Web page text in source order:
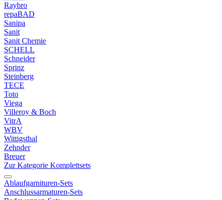
Raybro
repaBAD
Sanipa
Sanit
Sanit Chemie
SCHELL
Schneider
Sprinz
Steinberg
TECE
Toto
Viega
Villeroy & Boch
VitrA
WBV
Wittigsthal
Zehnder
Breuer
Zur Kategorie Komplettsets
Ablaufgarnituren-Sets
Anschlussarmaturen-Sets